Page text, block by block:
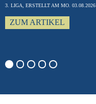
3. LIGA, ERSTELLT AM MO. 03.08.2026
ZUM ARTIKEL